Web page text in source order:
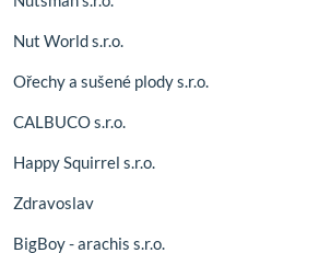
Nut World s.r.o.
Ořechy a sušené plody s.r.o.
CALBUCO s.r.o.
Happy Squirrel s.r.o.
Zdravoslav
BigBoy - arachis s.r.o.